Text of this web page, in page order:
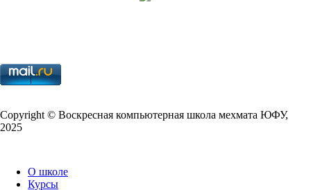
Copy­right © Воскресная компьютерная школа мехмата ЮФУ,
2025
О школе
Курсы